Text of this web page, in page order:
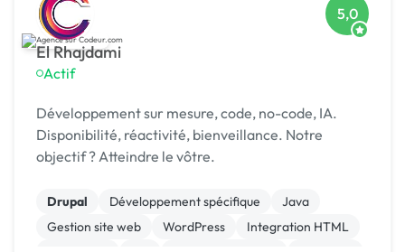
El Rhajdami
Actif
5,0
Développement sur mesure, code, no-code, IA.
Disponibilité, réactivité, bienveillance. Notre
objectif ? Atteindre le vôtre.
Drupal Développement spécifique
Java
Gestion site web
WordPress
Integration HTML